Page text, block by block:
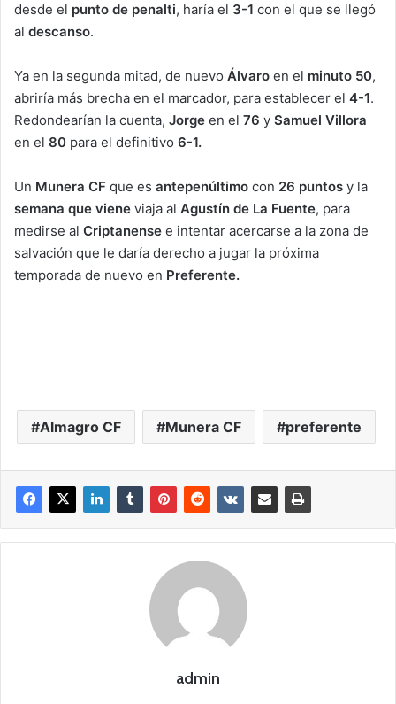
desde el punto de penalti, haría el 3-1 con el que se llegó
al descanso.
Ya en la segunda mitad, de nuevo Álvaro en el minuto 50,
abriría más brecha en el marcador, para establecer el 4-1.
Redondearían la cuenta, Jorge en el 76 y Samuel Villora
en el 80 para el definitivo 6-1.
Un Munera CF que es antepenúltimo con 26 puntos y la
semana que viene viaja al Agustín de La Fuente, para
medirse al Criptanense e intentar acercarse a la zona de
salvación que le daría derecho a jugar la próxima
temporada de nuevo en Preferente.
Almagro CF Munera CF preferente
admin